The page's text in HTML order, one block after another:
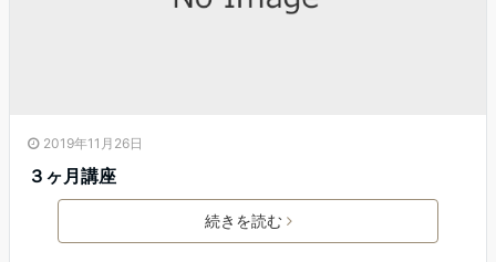
2019年11月26日
３ヶ月講座
続きを読む